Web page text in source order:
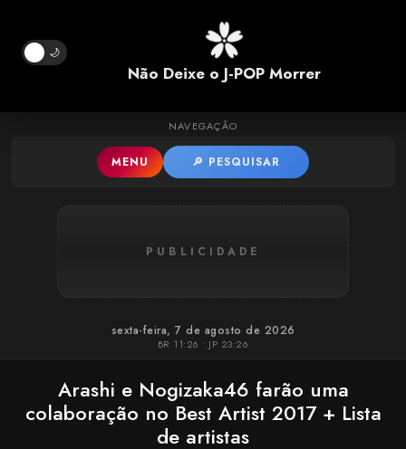
Pular para o conteúdo principal
🌙
Não Deixe o J-POP Morrer
NAVEGAÇÃO
MENU 🔎 PESQUISAR
PUBLICIDADE
sexta-feira, 7 de agosto de 2026
BR 11:26 • JP 23:26
Arashi e Nogizaka46 farão uma
colaboração no Best Artist 2017 + Lista
de artistas